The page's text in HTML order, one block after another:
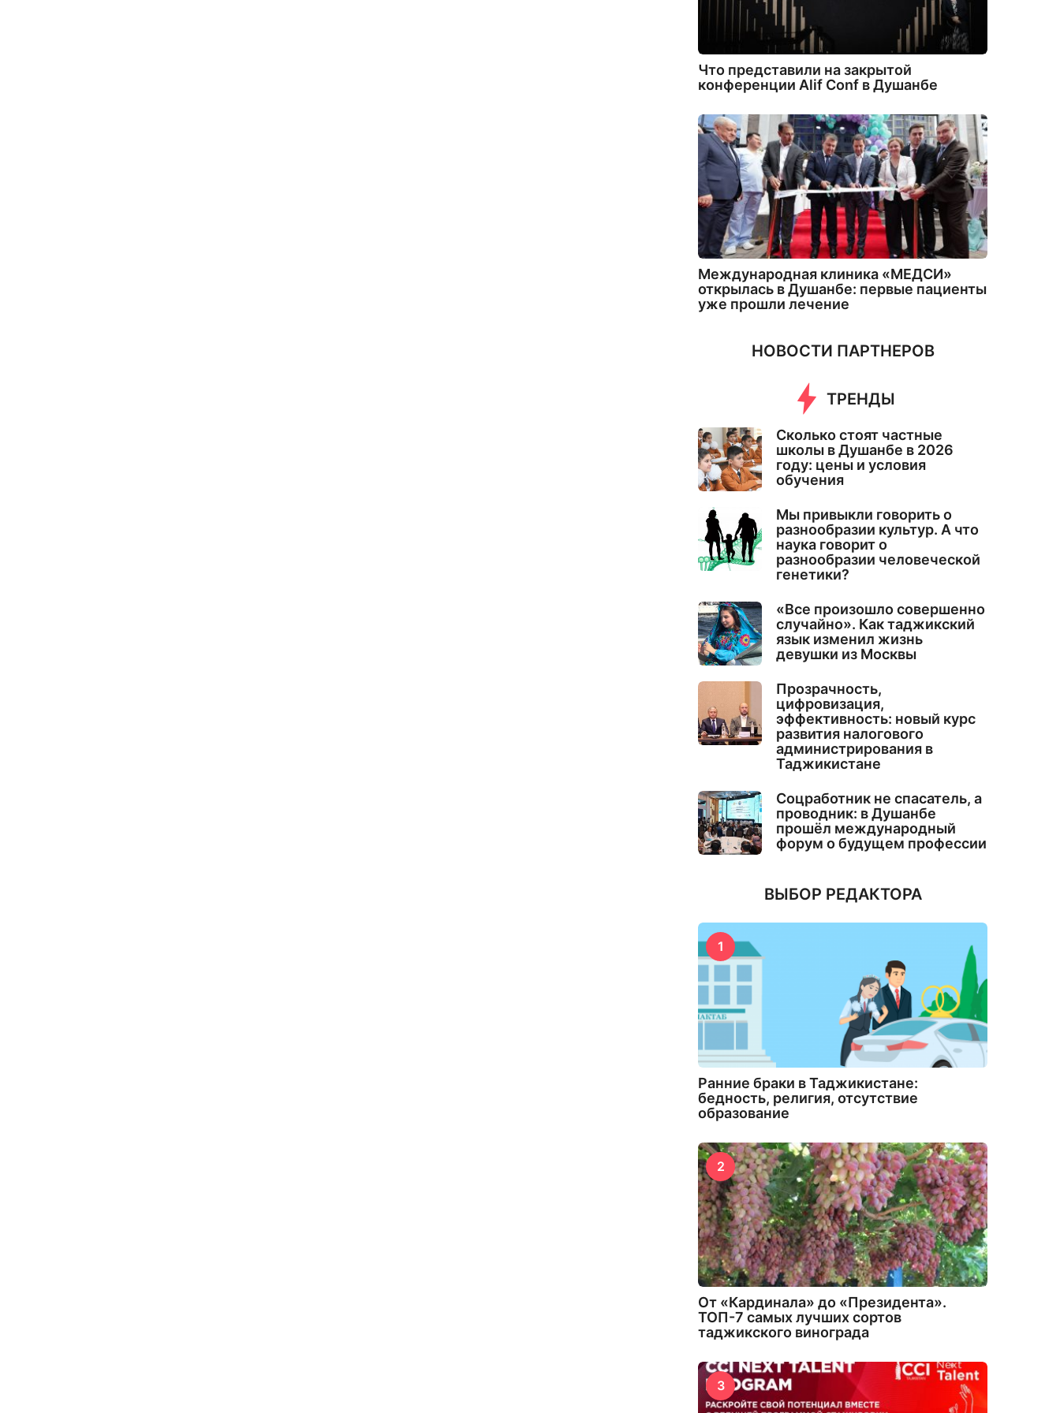
Что представили на закрытой
конференции Alif Conf в Душанбе
Международная клиника «МЕДСИ»
открылась в Душанбе: первые пациенты
уже прошли лечение
НОВОСТИ ПАРТНЕРОВ
ТРЕНДЫ
Сколько стоят частные
школы в Душанбе в 2026
году: цены и условия
обучения
Мы привыкли говорить о
разнообразии культур. А что
наука говорит о
разнообразии человеческой
генетики?
«Все произошло совершенно
случайно». Как таджикский
язык изменил жизнь
девушки из Москвы
Прозрачность,
цифровизация,
эффективность: новый курс
развития налогового
администрирования в
Таджикистане
Соцработник не спасатель, а
проводник: в Душанбе
прошёл международный
форум о будущем профессии
ВЫБОР РЕДАКТОРА
1
Ранние браки в Таджикистане:
бедность, религия, отсутствие
образование
2
От «Кардинала» до «Президента».
ТОП-7 самых лучших сортов
таджикского винограда
3